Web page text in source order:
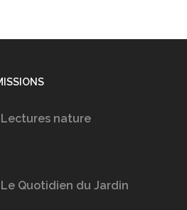
Lectures nature
Le Quotidien du Jardin